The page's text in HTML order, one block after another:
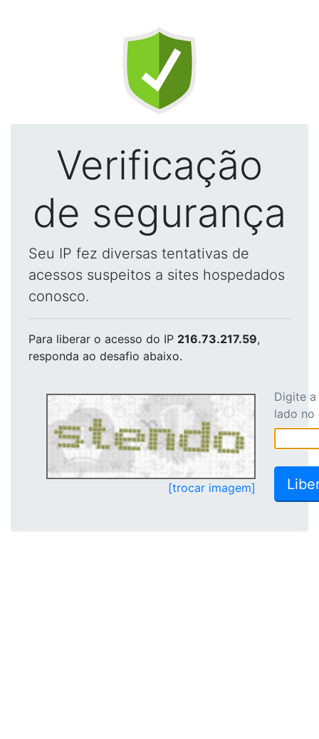
Verificação
de segurança
Seu IP fez diversas tentativas de
acessos suspeitos a sites hospedados
conosco.
Para liberar o acesso do IP 216.73.217.59,
responda ao desafio abaixo.
[trocar imagem]
Digite
lado no